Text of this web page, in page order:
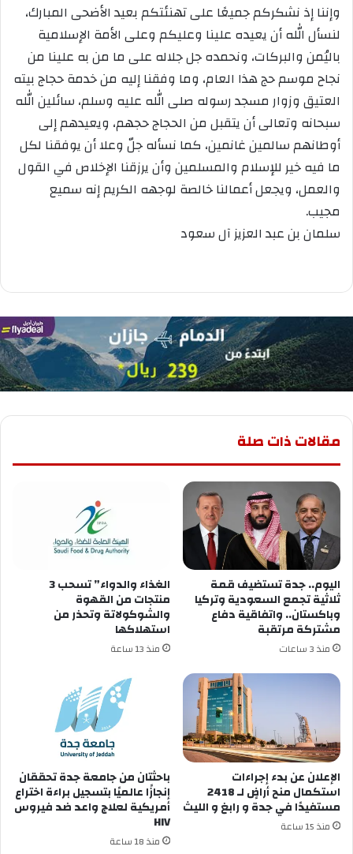
وإننا إذ نشكركم جميعًا على تهنئتكم بعيد الأضحى المبارك،
لنسأل الله أن يعيده علينا وعليكم وعلى الأمة الإسلامية
باليُمن والبركات، ونحمده جل جلاله على ما من به علينا من
نجاح موسم حج هذا العام، وما وفقنا إليه من خدمة حجاج بيته
العتيق وزوار مسجد رسوله صلى الله عليه وسلم، سائلين الله
سبحانه وتعالى أن يتقبل من الحجاج حجهم، ويعيدهم إلى
أوطانهم سالمين غانمين، كما نسأله جلّ وعلا أن يوفقنا لكل
ما فيه خير للإسلام والمسلمين وأن يرزقنا الإخلاص في القول
والعمل، ويجعل أعمالنا خالصة لوجهه الكريم إنه سميع
مجيب.
سلمان بن عبد العزيز آل سعود
مقالات ذات صلة
اليوم.. جدة تستضيف قمة
ثلاثية تجمع السعودية وتركيا
وباكستان.. واتفاقية دفاع
مشتركة مرتقبة
منذ 3 ساعات
الغذاء والدواء” تسحب 3
منتجات من القهوة
والشوكولاتة وتحذر من
استهلاكها
منذ 13 ساعة
الإعلان عن ‏بدء إجراءات
استكمال منح أراضٍ لـ 2418
مستفيدًا في ⁧‫جدة‬⁩ و ⁧‫رابغ‬⁩ و ⁧‫الليث‬⁩
منذ 15 ساعة
باحثتان من جامعة جدة تحققان
إنجازًا عالميًا بتسجيل براءة اختراع
أمريكية لعلاج واعد ضد فيروس
HIV
منذ 18 ساعة